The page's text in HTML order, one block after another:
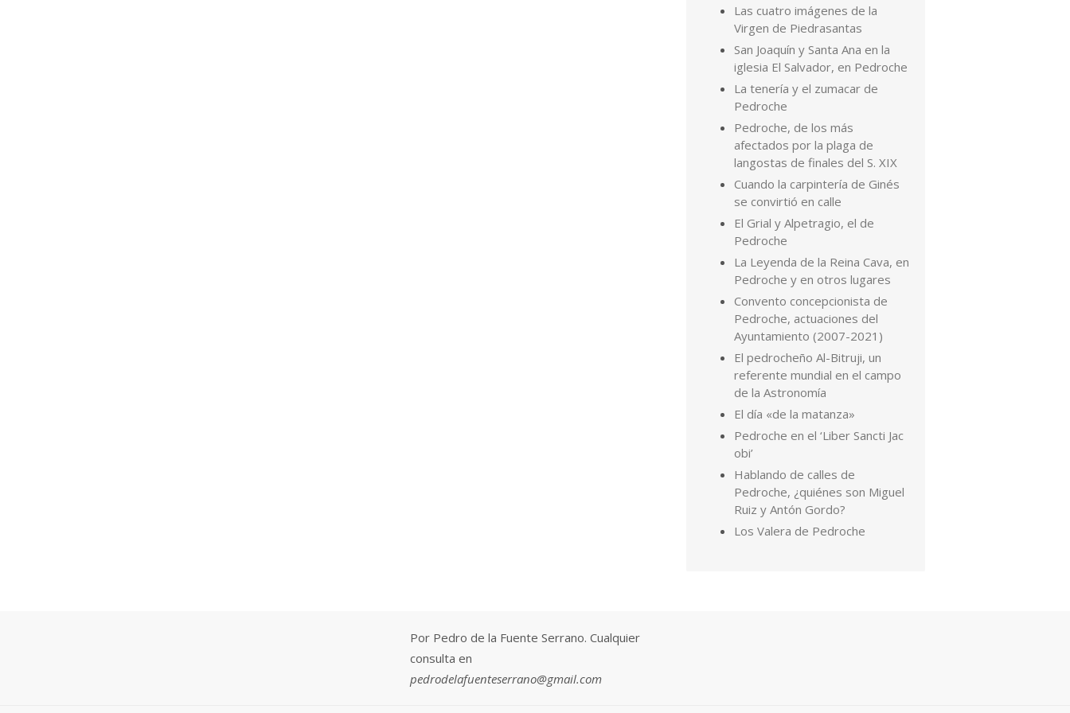
Las cuatro imágenes de la
Virgen de Piedrasantas
San Joaquín y Santa Ana en la
iglesia El Salvador, en Pedroche
La tenería y el zumacar de
Pedroche
Pedroche, de los más
afectados por la plaga de
langostas de finales del S. XIX
Cuando la carpintería de Ginés
se convirtió en calle
El Grial y Alpetragio, el de
Pedroche
La Leyenda de la Reina Cava, en
Pedroche y en otros lugares
Convento concepcionista de
Pedroche, actuaciones del
Ayuntamiento (2007-2021)
El pedrocheño Al-Bitruji, un
referente mundial en el campo
de la Astronomía
El día «de la matanza»
Pedroche en el ‘Liber Sancti Jac
obi’
Hablando de calles de
Pedroche, ¿quiénes son Miguel
Ruiz y Antón Gordo?
Los Valera de Pedroche
Por Pedro de la Fuente Serrano. Cualquier
consulta en
pedrodelafuenteserrano@gmail.com